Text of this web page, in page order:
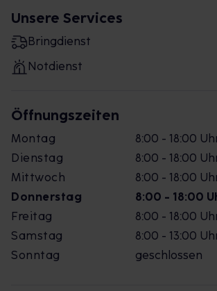
Unsere Services
Bringdienst
Notdienst
Öffnungszeiten
Montag
8:00 - 18:00
Dienstag
8:00 - 18:00
Mittwoch
8:00 - 18:00
Donnerstag
8:00 - 18:00
Freitag
8:00 - 18:00
Samstag
8:00 - 13:00
Sonntag
geschlossen